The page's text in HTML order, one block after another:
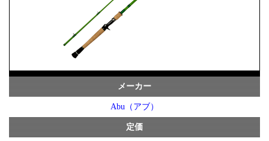
メーカー
Abu（アブ）
定価